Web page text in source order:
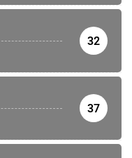
32
37